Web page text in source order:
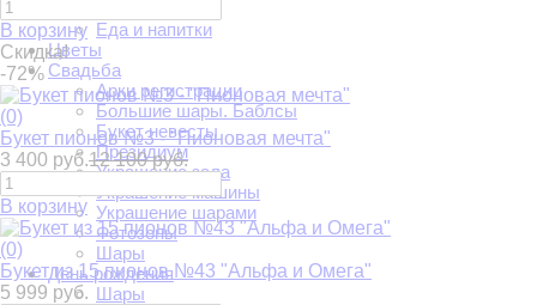
Еда и напитки
Цветы
Свадьба
Арки регистрации
Большие шары. Баблсы
Букет невесты
Президиум
Украшение зала
Украшение машины
Украшение шарами
Фотозоны
Шары
День рождения
Шары
В корзину
Скидка!
-72%
(0)
Букет пионов №3 - "Пионовая мечта"
3 400 руб.12 100 руб.
В корзину
(0)
Букет из 15 пионов №43 "Альфа и Омега"
5 999 руб.